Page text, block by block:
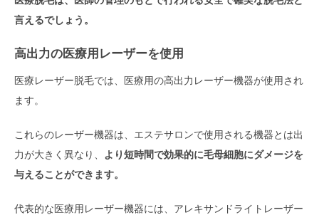
言えるでしょう。
高出力の医療用レーザーを使用
医療レーザー脱毛では、医療用の高出力レーザー機器が使用され
ます。
これらのレーザー機器は、エステサロンで使用される機器とは出
力が大きく異なり、
より短時間で効果的に毛母細胞にダメージを
与えることができます。
代表的な医療用レーザー機器には、アレキサンドライトレーザー